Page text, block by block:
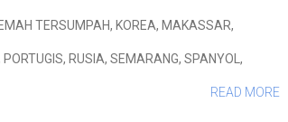
TERSUMPAH, KOREA, MAKASSAR,
PORTUGIS, RUSIA, SEMARANG, SPANYOL ,
READ MORE